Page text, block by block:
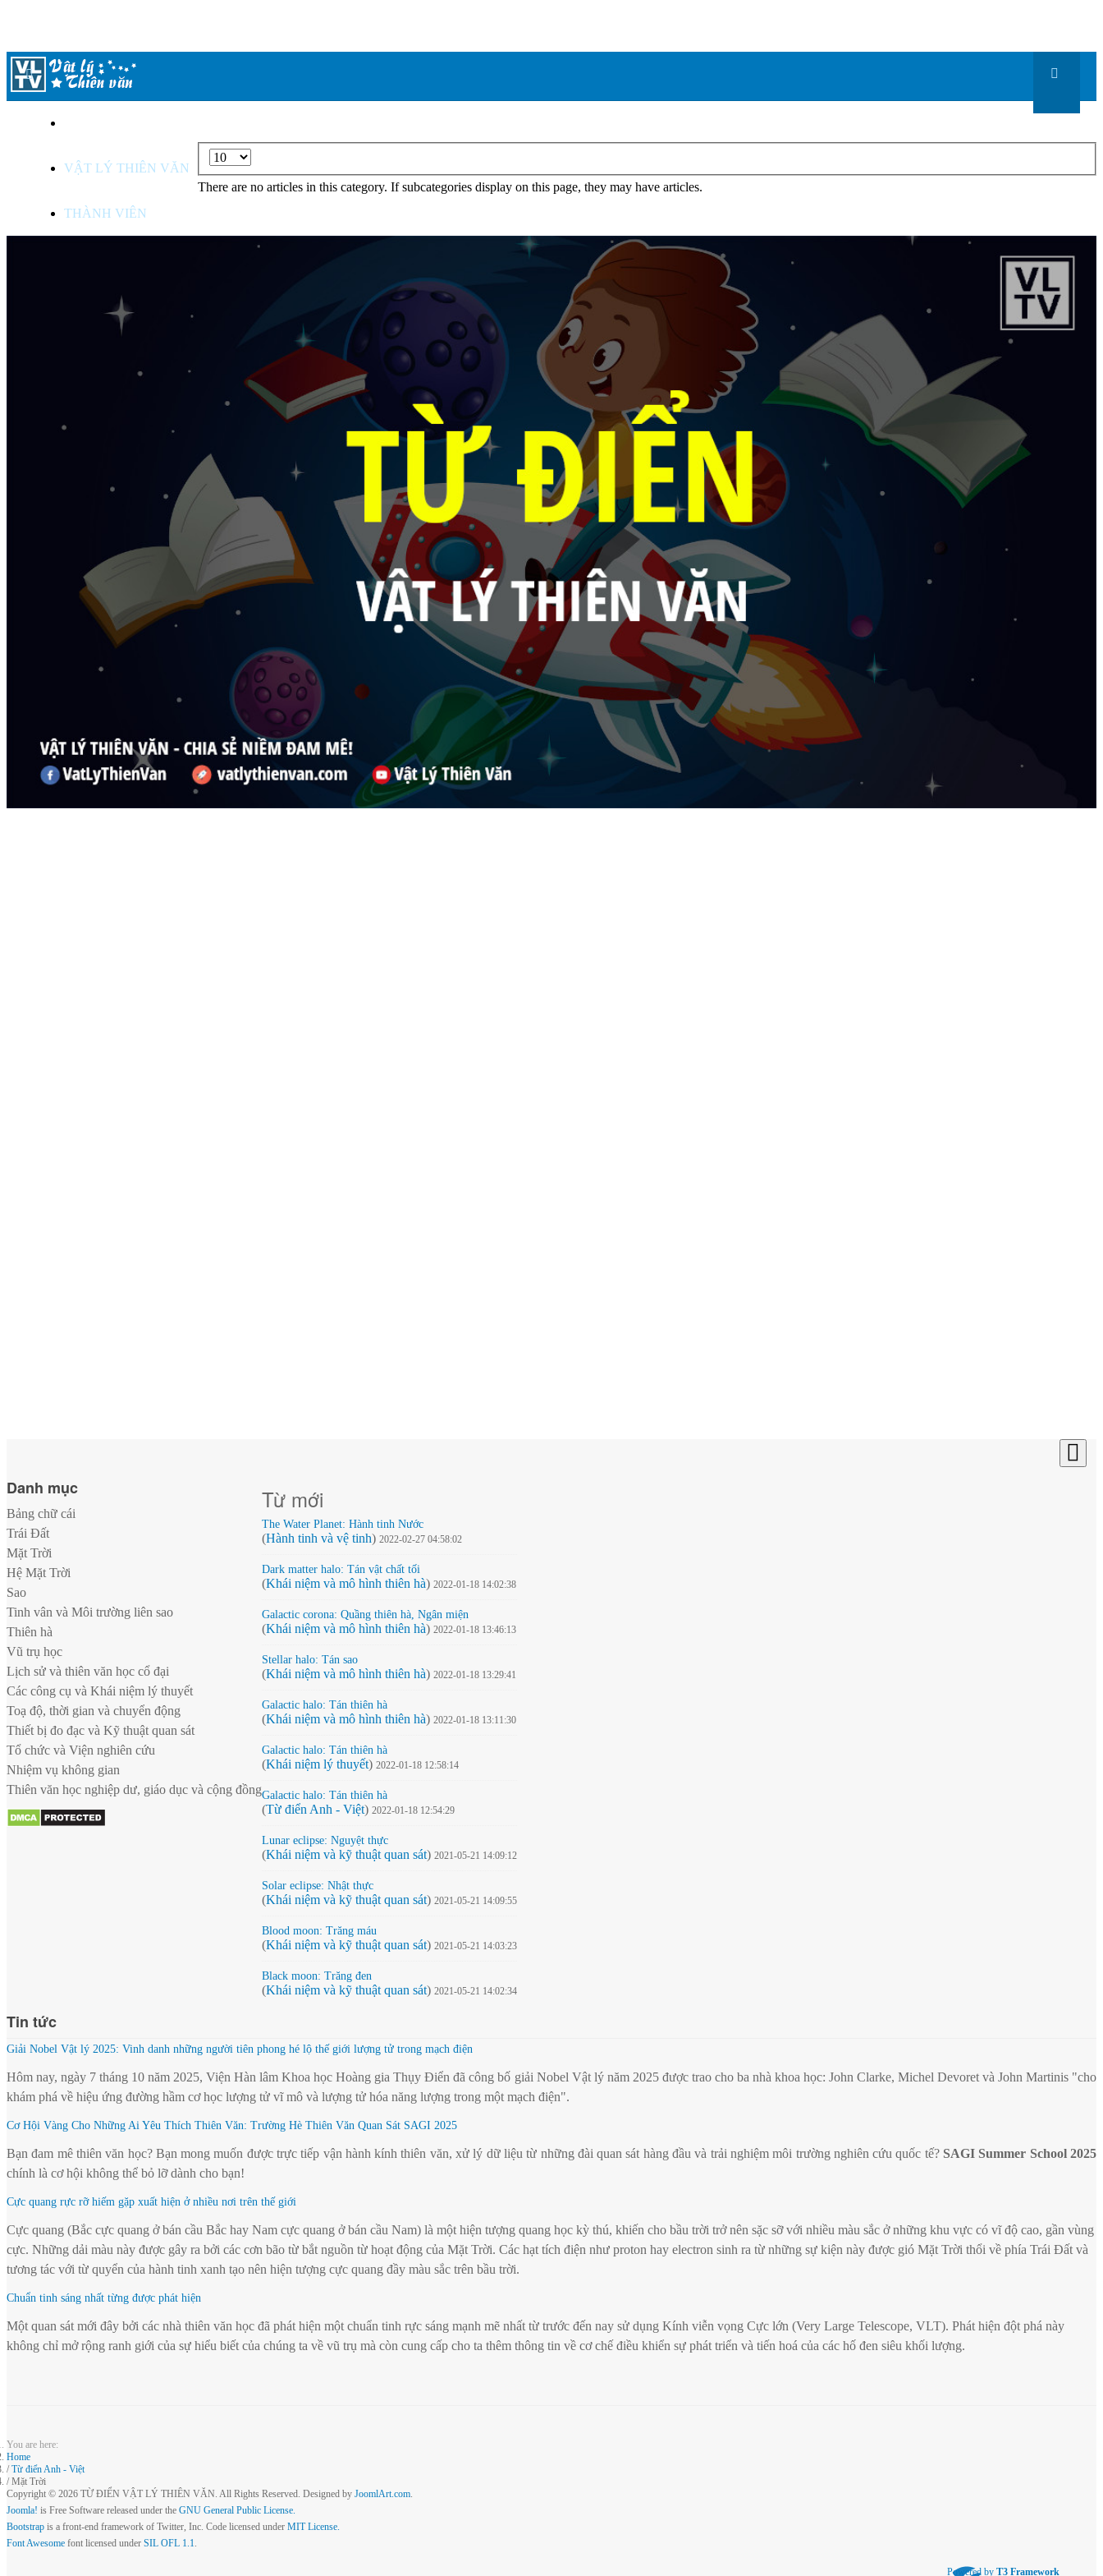
VẬT LÝ THIÊN VĂN
THÀNH VIÊN
Display
#
There are no articles in this category. If subcategories display on this page, they may have articles.
Danh mục
Bảng chữ cái
Trái Đất
Mặt Trời
Hệ Mặt Trời
Sao
Tinh vân và Môi trường liên sao
Thiên hà
Vũ trụ học
Lịch sử và thiên văn học cổ đại
Các công cụ và Khái niệm lý thuyết
Toạ độ, thời gian và chuyển động
Thiết bị đo đạc và Kỹ thuật quan sát
Tổ chức và Viện nghiên cứu
Nhiệm vụ không gian
Thiên văn học nghiệp dư, giáo dục và cộng đồng
Từ mới
The Water Planet: Hành tinh Nước
(Hành tinh và vệ tinh) 2022-02-27 04:58:02
Dark matter halo: Tán vật chất tối
(Khái niệm và mô hình thiên hà) 2022-01-18 14:02:38
Galactic corona: Quầng thiên hà, Ngân miện
(Khái niệm và mô hình thiên hà) 2022-01-18 13:46:13
Stellar halo: Tán sao
(Khái niệm và mô hình thiên hà) 2022-01-18 13:29:41
Galactic halo: Tán thiên hà
(Khái niệm và mô hình thiên hà) 2022-01-18 13:11:30
Galactic halo: Tán thiên hà
(Khái niệm lý thuyết) 2022-01-18 12:58:14
Galactic halo: Tán thiên hà
(Từ điển Anh - Việt) 2022-01-18 12:54:29
Lunar eclipse: Nguyệt thực
(Khái niệm và kỹ thuật quan sát) 2021-05-21 14:09:12
Solar eclipse: Nhật thực
(Khái niệm và kỹ thuật quan sát) 2021-05-21 14:09:55
Blood moon: Trăng máu
(Khái niệm và kỹ thuật quan sát) 2021-05-21 14:03:23
Black moon: Trăng đen
(Khái niệm và kỹ thuật quan sát) 2021-05-21 14:02:34
Tin tức
Giải Nobel Vật lý 2025: Vinh danh những người tiên phong hé lộ thế giới lượng tử trong mạch điện
Hôm nay, ngày 7 tháng 10 năm 2025, Viện Hàn lâm Khoa học Hoàng gia Thụy Điển đã công bố giải Nobel Vật lý năm 2025 được trao cho ba nhà khoa học: John Clarke, Michel Devoret và John Martinis "cho
khám phá về hiệu ứng đường hầm cơ học lượng tử vĩ mô và lượng tử hóa năng lượng trong một mạch điện".
Cơ Hội Vàng Cho Những Ai Yêu Thích Thiên Văn: Trường Hè Thiên Văn Quan Sát SAGI 2025
Bạn đam mê thiên văn học? Bạn mong muốn được trực tiếp vận hành kính thiên văn, xử lý dữ liệu từ những đài quan sát hàng đầu và trải nghiệm môi trường nghiên cứu quốc tế? SAGI Summer School 2025
chính là cơ hội không thể bỏ lỡ dành cho bạn!
Cực quang rực rỡ hiếm gặp xuất hiện ở nhiều nơi trên thế giới
Cực quang (Bắc cực quang ở bán cầu Bắc hay Nam cực quang ở bán cầu Nam) là một hiện tượng quang học kỳ thú, khiến cho bầu trời trở nên sặc sỡ với nhiều màu sắc ở những khu vực có vĩ độ cao, gần vùng
cực. Những dải màu này được gây ra bởi các cơn bão từ bắt nguồn từ hoạt động của Mặt Trời. Các hạt tích điện như proton hay electron sinh ra từ những sự kiện này được gió Mặt Trời thổi về phía Trái Đất và
tương tác với từ quyển của hành tinh xanh tạo nên hiện tượng cực quang đầy màu sắc trên bầu trời.
Chuẩn tinh sáng nhất từng được phát hiện
Một quan sát mới đây bởi các nhà thiên văn học đã phát hiện một chuẩn tinh rực sáng mạnh mẽ nhất từ trước đến nay sử dụng Kính viễn vọng Cực lớn (Very Large Telescope, VLT). Phát hiện đột phá này
không chỉ mở rộng ranh giới của sự hiểu biết của chúng ta về vũ trụ mà còn cung cấp cho ta thêm thông tin về cơ chế điều khiển sự phát triển và tiến hoá của các hố đen siêu khối lượng.
You are here:
Home
Từ điển Anh - Việt
Mặt Trời
Copyright © 2026 TỪ ĐIỂN VẬT LÝ THIÊN VĂN. All Rights Reserved. Designed by JoomlArt.com.
Joomla! is Free Software released under the GNU General Public License.
Bootstrap is a front-end framework of Twitter, Inc. Code licensed under MIT License.
Font Awesome font licensed under SIL OFL 1.1.
Powered by T3 Framework